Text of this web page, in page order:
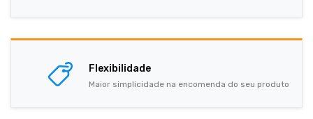
Flexibilidade
Maior simplicidade na encomenda do seu produto